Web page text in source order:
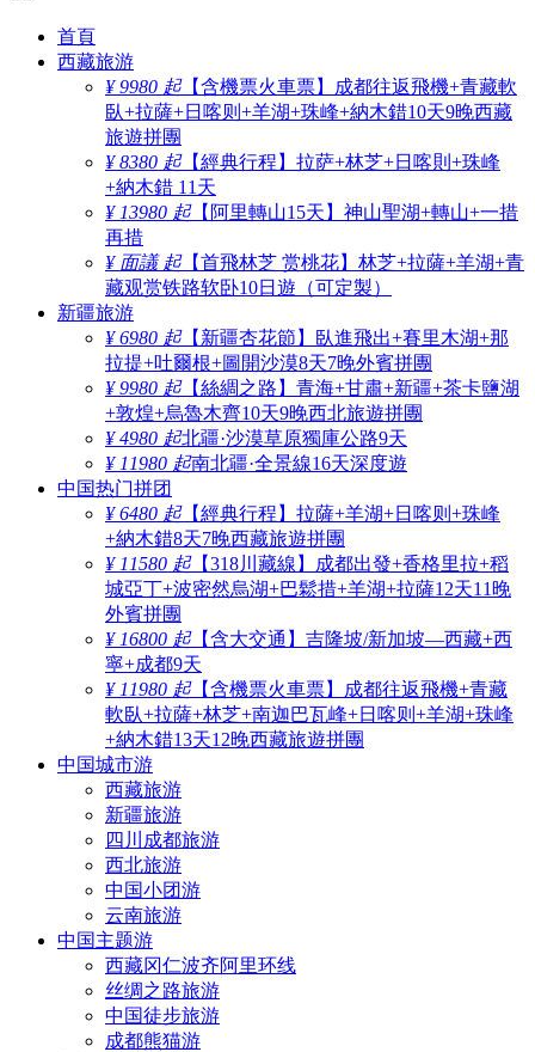
首頁
西藏旅游
¥ 9980 起【含機票火車票】成都往返飛機+青藏軟
臥+拉薩+日喀则+羊湖+珠峰+納木錯10天9晚西藏
旅遊拼團
¥ 8380 起【經典行程】拉萨+林芝+日喀則+珠峰
+納木錯 11天
¥ 13980 起【阿里轉山15天】神山聖湖+轉山+一措
再措
¥ 面議 起【首飛林芝 赏桃花】林芝+拉薩+羊湖+青
藏观赏铁路软卧10日遊（可定製）
新疆旅游
¥ 6980 起【新疆杏花節】臥進飛出+賽里木湖+那
拉提+吐爾根+圖開沙漠8天7晚外賓拼團
¥ 9980 起【絲綢之路】青海+甘肅+新疆+茶卡鹽湖
+敦煌+烏魯木齊10天9晚西北旅遊拼團
¥ 4980 起北疆·沙漠草原獨庫公路9天
¥ 11980 起南北疆·全景線16天深度遊
中国热门拼团
¥ 6480 起【經典行程】拉薩+羊湖+日喀则+珠峰
+納木錯8天7晚西藏旅遊拼團
¥ 11580 起【318川藏線】成都出發+香格里拉+稻
城亞丁+波密然烏湖+巴鬆措+羊湖+拉薩12天11晚
外賓拼團
¥ 16800 起【含大交通】吉隆坡/新加坡—西藏+西
寧+成都9天
¥ 11980 起【含機票火車票】成都往返飛機+青藏
軟臥+拉薩+林芝+南迦巴瓦峰+日喀则+羊湖+珠峰
+納木錯13天12晚西藏旅遊拼團
中国城市游
西藏旅游
新疆旅游
四川成都旅游
西北旅游
中国小团游
云南旅游
中国主题游
西藏冈仁波齐阿里环线
丝绸之路旅游
中国徒步旅游
成都熊猫游